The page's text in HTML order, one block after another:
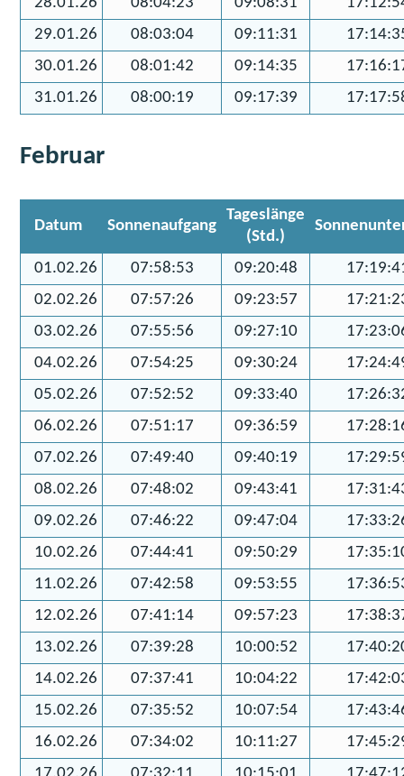
29.01.26
08:03:04 09:11:31
30.01.26
08:01:42 09:14:35
31.01.26
08:00:19 09:17:39
Februar
Datum Sonnenaufgang
Tageslänge
(Std.)
01.02.26 07:58:53 09:20:48
02.02.26
07:57:26 09:23:57
03.02.26
07:55:56 09:27:10
04.02.26
07:54:25 09:30:24
05.02.26
07:52:52 09:33:40
06.02.26
07:51:17 09:36:59
07.02.26
07:49:40 09:40:19
08.02.26
07:48:02 09:43:41
09.02.26
07:46:22 09:47:04
10.02.26
07:44:41 09:50:29
11.02.26
07:42:58 09:53:55
12.02.26
07:41:14 09:57:23
13.02.26
07:39:28 10:00:52
14.02.26
07:37:41 10:04:22
15.02.26
07:35:52 10:07:54
16.02.26
07:34:02 10:11:27